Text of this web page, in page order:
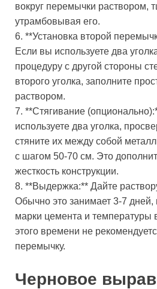
вокруг перемычки раствором,
утрамбовывая его.
6. **Установка второй
Если вы используете два
процедуру с другой стороны
второго уголка, заполните
раствором.
7. **Стягивание
используете два уголка,
стяните их между собой
с шагом 50-70 см. Это
жесткость конструкции.
8. **Выдержка:** Дайте
Обычно это занимает 3-7 дней,
марки цемента и температуры
этого времени не
перемычку.
Черновое